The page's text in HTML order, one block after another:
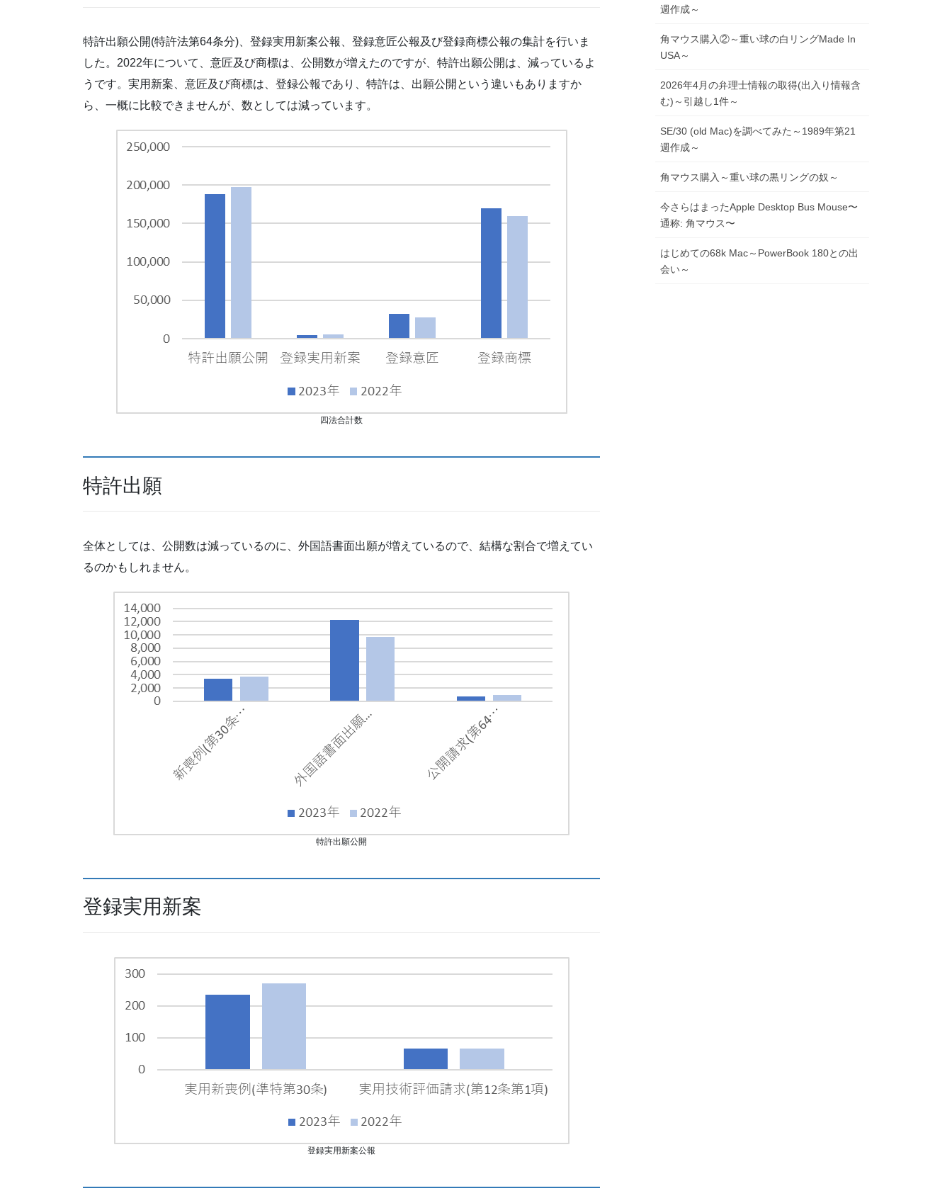
特許出願公開(特許法第64条分)、登録実用新案公報、登録意匠公報及び登録商標公報の集計を行いま
した。2022年について、意匠及び商標は、公開数が増えたのですが、特許出願公開は、減っているよ
うです。実用新案、意匠及び商標は、登録公報であり、特許は、出願公開という違いもありますか
ら、一概に比較できませんが、数としては減っています。
四法合計数
特許出願
全体としては、公開数は減っているのに、外国語書面出願が増えているので、結構な割合で増えてい
るのかもしれません。
特許出願公開
登録実用新案
登録実用新案公報
週作成～
角マウス購入②～重い球の白リングMade In
USA～
2026年4月の弁理士情報の取得(出入り情報含
む)～引越し1件～
SE/30 (old Mac)を調べてみた～1989年第21
週作成～
角マウス購入～重い球の黒リングの奴～
今さらはまったApple Desktop Bus Mouse〜
通称: 角マウス〜
はじめての68k Mac～PowerBook 180との出
会い～